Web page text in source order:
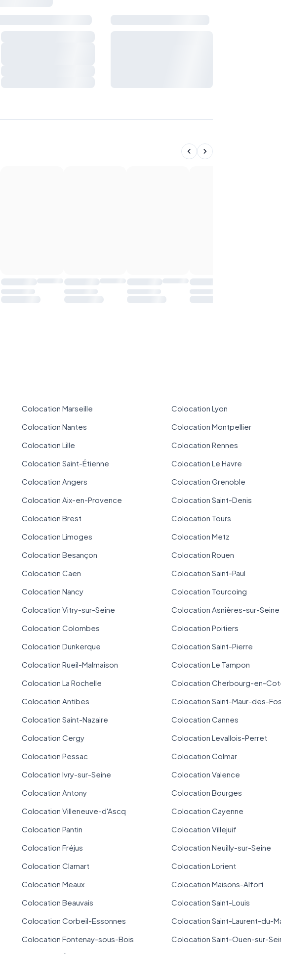
Colocation Marseille Colocation Lyon
Colocation Nantes Colocation Montpellier
Colocation Lille Colocation Rennes
Colocation Saint-Étienne Colocation Le Havre
Colocation Angers Colocation Grenoble
Colocation Aix-en-Provence Colocation Saint-Denis
Colocation Brest Colocation Tours
Colocation Limoges Colocation Metz
Colocation Besançon Colocation Rouen
Colocation Caen Colocation Saint-Paul
Colocation Nancy Colocation Tourcoing
Colocation Vitry-sur-Seine Colocation Asnières-sur-Seine
Colocation Colombes Colocation Poitiers
Colocation Dunkerque Colocation Saint-Pierre
Colocation Rueil-Malmaison Colocation Le Tampon
Colocation La Rochelle Colocation Cherbourg-en-
Colocation Antibes Colocation Saint-Maur-des-
Colocation Saint-Nazaire Colocation Cannes
Colocation Cergy Colocation Levallois-Perret
Colocation Pessac Colocation Colmar
Colocation Ivry-sur-Seine Colocation Valence
Colocation Antony Colocation Bourges
Colocation Villeneuve-d'Ascq Colocation Cayenne
Colocation Pantin Colocation Villejuif
Colocation Fréjus Colocation Neuilly-sur-Seine
Colocation Clamart Colocation Lorient
Colocation Meaux Colocation Maisons-Alfort
Colocation Beauvais Colocation Saint-Louis
Colocation Corbeil-Essonnes Colocation Saint-Laurent-du-
Colocation Fontenay-sous-Bois Colocation Saint-Ouen-sur-